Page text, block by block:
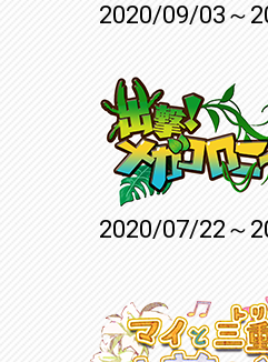
2020/09/03～
2020/07/22～